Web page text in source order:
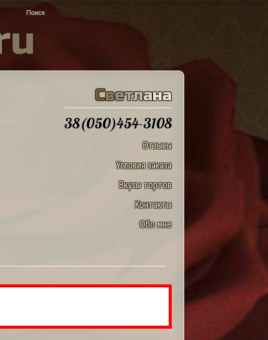
u
Светлана
38(050)454-3108
Отзывы
Условия заказа
Вкусы тортов
Контакты
Обо мне